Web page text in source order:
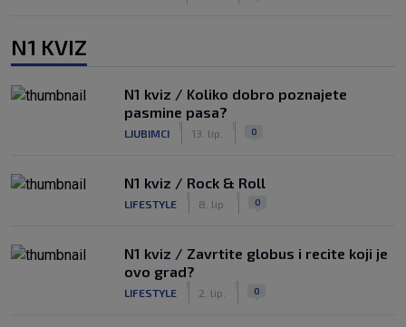
N1 KVIZ
N1 kviz / Koliko dobro poznajete
pasmine pasa?
LJUBIMCI 13. lip. 0
N1 kviz / Rock & Roll
LIFESTYLE 8. lip. 0
N1 kviz / Zavrtite globus i recite koji je
ovo grad?
LIFESTYLE 2. lip. 0